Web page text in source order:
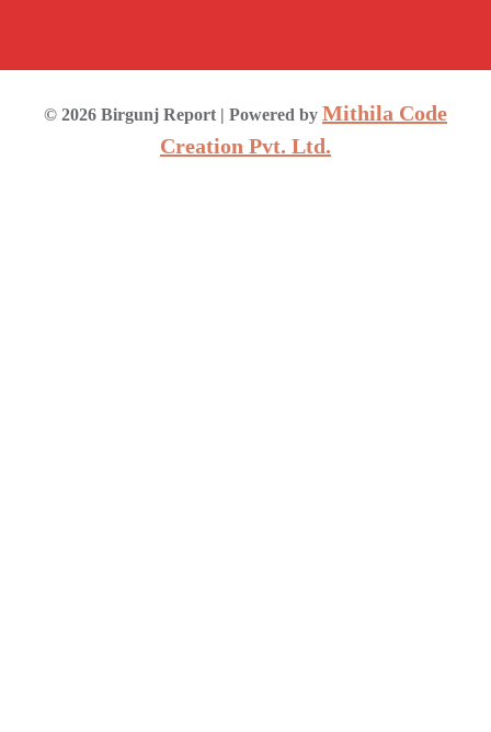
© 2026 Birgunj Report | Powered by Mithila Code
Creation Pvt. Ltd.